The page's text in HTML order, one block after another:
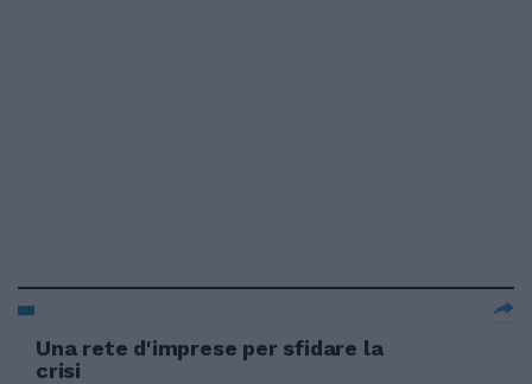
Una rete d'imprese per sfidare la
crisi